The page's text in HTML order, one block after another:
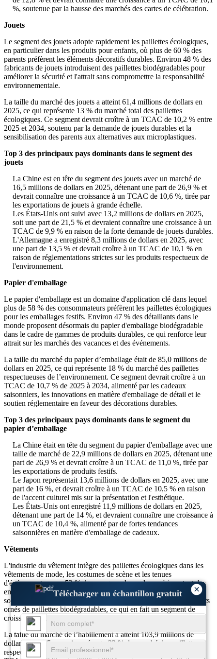
×
Télécharger un échantillon gratuit
%, soutenue par la hausse des marchés des cartes de célébration.
Jouets
Le segment des jouets adopte rapidement les paillettes écologiques,
en particulier dans les produits pour enfants, où plus de 60 % des
parents préfèrent les éléments décoratifs durables. Environ 48 % des
fabricants de jouets introduisent des paillettes biodégradables pour
améliorer la sécurité et l'attrait sans compromettre la responsabilité
environnementale.
La taille du marché des jouets a atteint 61,4 millions de dollars en
2025, ce qui représente 13 % du marché total des paillettes
écologiques. Ce segment devrait croître à un TCAC de 10,2 % entre
2025 et 2034, soutenu par la demande de jouets durables et la
sensibilisation des parents aux alternatives aux microplastiques.
Top 3 des principaux pays dominants dans le segment des
jouets
La Chine est en tête du segment des jouets avec un marché de
16,5 millions de dollars en 2025, détenant une part de 26,9 % et
devrait connaître une croissance à un TCAC de 10,6 %, tirée par
les exportations de jouets à grande échelle.
Les États-Unis ont suivi avec 13,2 millions de dollars en 2025,
soit une part de 21,5 % et devraient connaître une croissance à un
TCAC de 9,9 % en raison de la forte demande de jouets durables.
L'Allemagne a enregistré 8,3 millions de dollars en 2025, avec
une part de 13,5 % et devrait croître à un TCAC de 10,1 % en
raison de réglementations strictes sur les produits respectueux de
l'environnement.
Papier d'emballage
Le papier d'emballage est un domaine d'application clé dans lequel
plus de 58 % des consommateurs préfèrent les paillettes écologiques
pour les emballages festifs. Environ 47 % des détaillants dans le
monde proposent désormais du papier d'emballage biodégradable
dans le cadre de gammes de produits durables, ce qui renforce leur
attrait sur les marchés des vacances et des événements.
La taille du marché du papier d’emballage était de 85,0 millions de
dollars en 2025, ce qui représente 18 % du marché des paillettes
respectueuses de l’environnement. Ce segment devrait croître à un
TCAC de 10,7 % de 2025 à 2034, alimenté par les cadeaux
saisonniers, les innovations en matière d'emballage de détail et le
soutien réglementaire en faveur des décorations durables.
Top 3 des principaux pays dominants dans le segment du
papier d’emballage
La Chine était en tête du segment du papier d'emballage avec une
taille de marché de 22,9 millions de dollars en 2025, détenant une
part de 26,9 % et devrait croître à un TCAC de 11,0 %, tirée par
les exportations de produits festifs.
Le Japon représentait 13,6 millions de dollars en 2025, avec une
part de 16 %, et devrait croître à un TCAC de 10,5 % en raison
de l'accent culturel mis sur la présentation et l'esthétique.
Les États-Unis ont enregistré 11,9 millions de dollars en 2025,
détenant une part de 14 %, et devraient connaître une croissance à
un TCAC de 10,4 %, alimenté par de fortes tendances
saisonnières en matière d'emballage de cadeaux.
Vêtements
L'industrie du vêtement intègre des paillettes écologiques dans les
vêtements de mode, les costumes de scène et les tenues
d'événements, avec 52 % des marques de mode expérimentant des
embellissements durables. Plus de 37 % des consommateurs
soucieux de l’environnement dans le monde préfèrent les vêtements
ornés de paillettes biodégradables, ce qui en fait un segment de
croissance notable.
La taille du marché de l’habillement a atteint 103,9 millions de
dollars en 2025, ce qui représente 22 % du marché des paillettes
respectueuses de l’environnement. Ce segment devrait croître à un